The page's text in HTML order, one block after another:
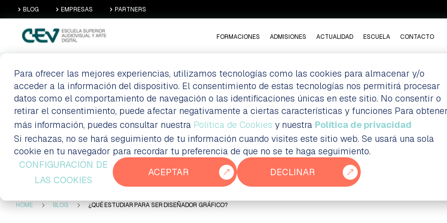
Para ofrecer las mejores experiencias, utilizamos tecnologías como las cookies para almacenar y/o
acceder a la información del dispositivo. El consentimiento de estas tecnologías nos permitirá procesar
datos como el comportamiento de navegación o las identificaciones únicas en este sitio. No consentir o
retirar el consentimiento, puede afectar negativamente a ciertas características y funciones Para
más información, puedes consultar nuestra Política de Cookies y nuestra Política de privacidad
Si rechazas, no se hará seguimiento de tu información cuando visites este sitio web. Se usará una sola
cookie en tu navegador para recordar tu preferencia de que no se te haga seguimiento.
CONFIGURACIÓN DE
LAS COOKIES
ACEPTAR DECLINAR
BLOG EMPRESAS PARTNERS
FORMACIONES ADMISIONES ACTUALIDAD ESCUELA CONTACTO
¿QUÉ ESTUDIAR PARA SER
Formación a distancia Madrid Blog
HOME BLOG ¿QUÉ ESTUDIAR PARA SER DISEÑADOR GRÁFICO?